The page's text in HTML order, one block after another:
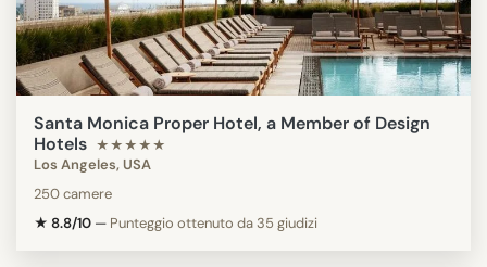
Santa Monica Proper Hotel, a Member of Design
Hotels ★★★★★
Los Angeles, USA
250 camere
★ 8.8/10 — Punteggio ottenuto da 35 giudizi